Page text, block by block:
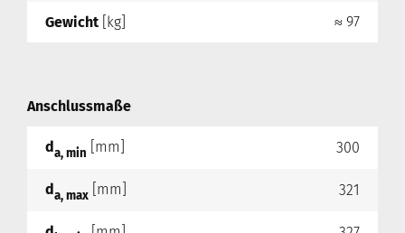
Gewicht [kg] ≈ 97
Anschlussmaße
da, min [mm] 300
da, max [mm] 321